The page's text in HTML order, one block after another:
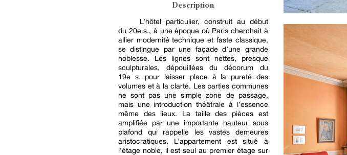
Description
L’hôtel particulier, construit au début
du 20e s., à une époque où Paris cherchait à
allier modernité technique et faste classique,
se distingue par une façade d’une grande
noblesse. Les lignes sont nettes, presque
sculpturales, dépouillées du décorum du
19e s. pour laisser place à la pureté des
volumes et à la clarté. Les parties communes
ne sont pas une simple zone de passage,
mais une introduction théâtrale à l’essence
même des lieux. La taille des pièces est
amplifiée par une importante hauteur sous
plafond qui rappelle les vastes demeures
aristocratiques. L’appartement est situé à
l’étage noble, il est seul au premier étage sur